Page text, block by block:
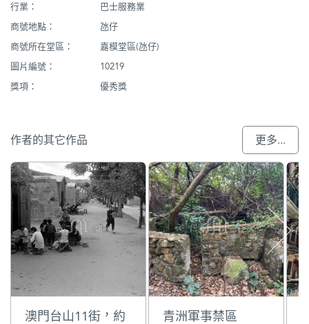
行業：
巴士服務業
商號地點：
氹仔
商號所在堂區：
嘉模堂區(氹仔)
圖片編號：
10219
獎項：
優秀獎
作者的其它作品 更多...
澳門台山11街，約
青洲軍事禁區